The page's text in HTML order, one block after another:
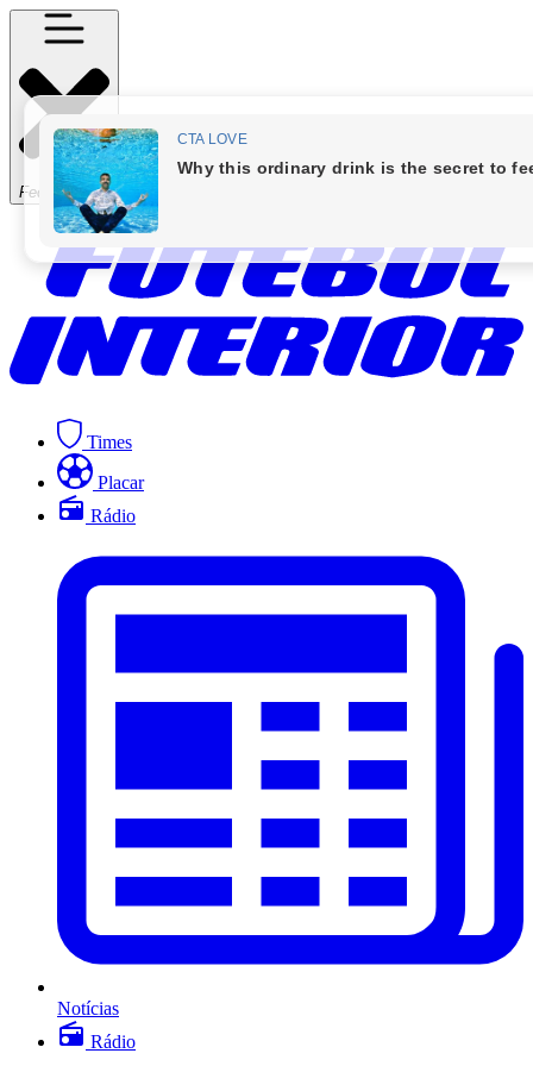
Fechar Menu
Times
Placar
Rádio
Notícias
Rádio